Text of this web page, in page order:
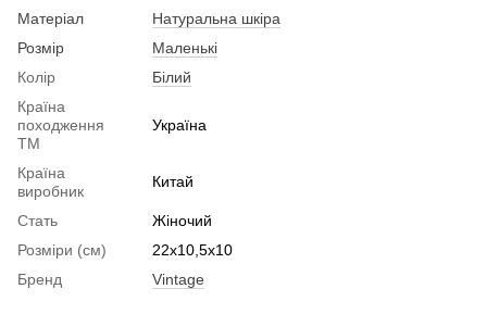
Матеріал
Натуральна шкіра
Розмір
Маленькі
Колір
Білий
Країна
походження
ТМ
Україна
Країна
виробник
Китай
Стать
Жіночий
Розміри (см)
22х10,5х10
Бренд
Vintage